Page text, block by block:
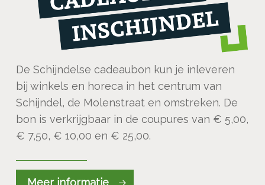
De Schijndelse cadeaubon kun je inleveren
bij winkels en horeca in het centrum van
Schijndel, de Molenstraat en omstreken. De
bon is verkrijgbaar in de coupures van € 5,00,
€ 7,50, € 10,00 en € 25,00.
Meer informatie